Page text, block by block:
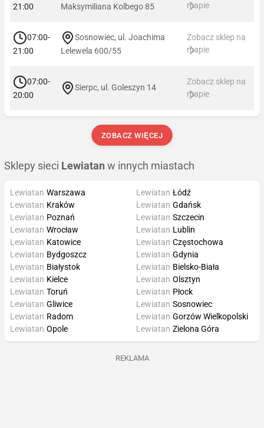
21:00 Maksymiliana Kolbego 85 mapie
07:00-
21:00
Sosnowiec, ul. Joachima
Lelewela 600/55
Zobacz sklep na
mapie
07:00-
20:00
Sierpc, ul. Goleszyn 14
Zobacz sklep na
mapie
ZOBACZ WIĘCEJ
Sklepy sieci Lewiatan w innych miastach
Lewiatan Warszawa
Lewiatan Kraków
Lewiatan Poznań
Lewiatan Wrocław
Lewiatan Łódź
Lewiatan Gdańsk
Lewiatan Szczecin
Lewiatan Lublin
Lewiatan Katowice
Lewiatan Bydgoszcz
Lewiatan Białystok
Lewiatan Kielce
Lewiatan Częstochowa
Lewiatan Gdynia
Lewiatan Bielsko-Biała
Lewiatan Olsztyn
Lewiatan Toruń
Lewiatan Gliwice
Lewiatan Radom
Lewiatan Opole
Lewiatan Płock
Lewiatan Sosnowiec
Lewiatan Gorzów Wielkopolski
Lewiatan Zielona Góra
REKLAMA